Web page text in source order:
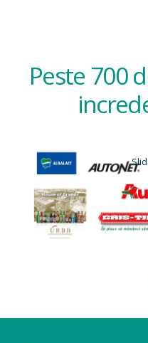
Peste 700